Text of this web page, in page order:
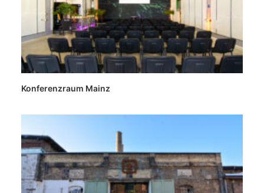
Konferenzraum Mainz